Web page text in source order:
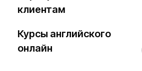
клиентам
Курсы английского
онлайн